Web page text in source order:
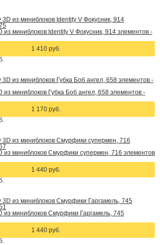
из миниблоков Identity V Фокусник, 914 элементов -
1 410 руб.
из миниблоков Губка Боб ангел, 658 элементов -
1 170 руб.
из миниблоков Смурфики супермен, 716 элементов
1 440 руб.
из миниблоков Смурфики Гаргамель, 745
1 440 руб.